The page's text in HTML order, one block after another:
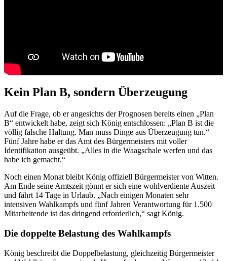
Kein Plan B, sondern Überzeugung
Auf die Frage, ob er angesichts der Prognosen bereits einen „Plan
B“ entwickelt habe, zeigt sich König entschlossen: „Plan B ist die
völlig falsche Haltung. Man muss Dinge aus Überzeugung tun.“
Fünf Jahre habe er das Amt des Bürgermeisters mit voller
Identifikation ausgeübt. „Alles in die Waagschale werfen und das
habe ich gemacht.“
Noch einen Monat bleibt König offiziell Bürgermeister von Witten.
Am Ende seine Amtszeit gönnt er sich eine wohlverdiente Auszeit
und fährt 14 Tage in Urlaub. „Nach einigen Monaten sehr
intensiven Wahlkampfs und fünf Jahren Verantwortung für 1.500
Mitarbeitende ist das dringend erforderlich,“ sagt König.
Die doppelte Belastung des Wahlkampfs
König beschreibt die Doppelbelastung, gleichzeitig Bürgermeister